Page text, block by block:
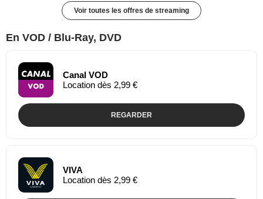
Voir toutes les offres de streaming
En VOD / Blu-Ray, DVD
Canal VOD
Location dès 2,99 €
REGARDER
VIVA
Location dès 2,99 €